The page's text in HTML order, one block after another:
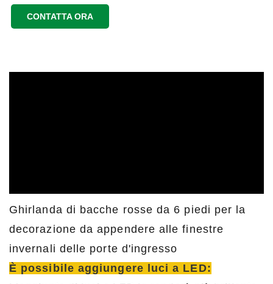
CONTATTA ORA
Ghirlanda di bacche rosse da 6 piedi per la
decorazione da appendere alle finestre
invernali delle porte d'ingresso
È possibile aggiungere luci a LED: